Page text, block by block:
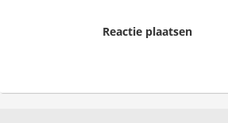
Reactie plaatsen